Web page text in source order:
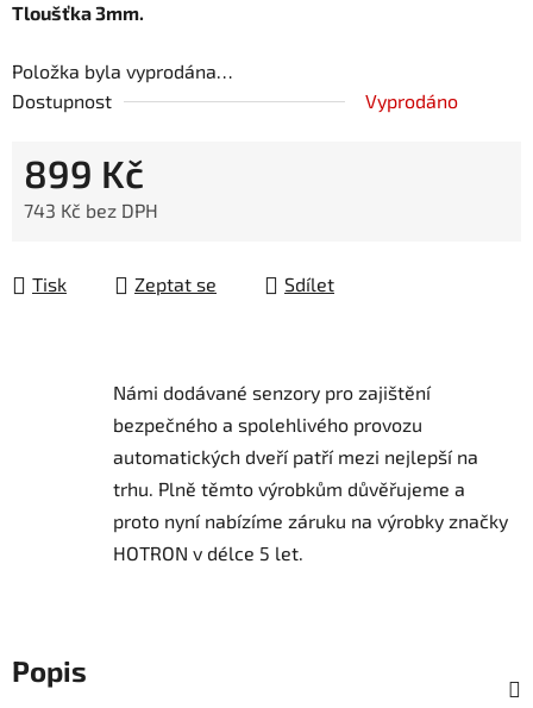
Tloušťka 3mm.
Položka byla vyprodána…
Dostupnost
Vyprodáno
899 Kč
743 Kč bez DPH
Tisk
Zeptat se Sdílet
Námi dodávané senzory pro zajištění
bezpečného a spolehlivého provozu
automatických dveří patří mezi nejlepší na
trhu. Plně těmto výrobkům důvěřujeme a
proto nyní nabízíme záruku na výrobky značky
HOTRON v délce 5 let.
Popis